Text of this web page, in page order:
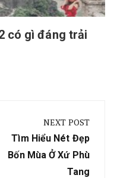
có gì đáng trải
NEXT POST
Next
Post:
Tìm Hiểu Nét Đẹp
Bốn Mùa Ở Xứ Phù
Tang